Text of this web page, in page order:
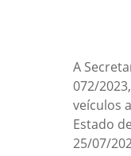
A
072/
veículos
Estado
25/07/